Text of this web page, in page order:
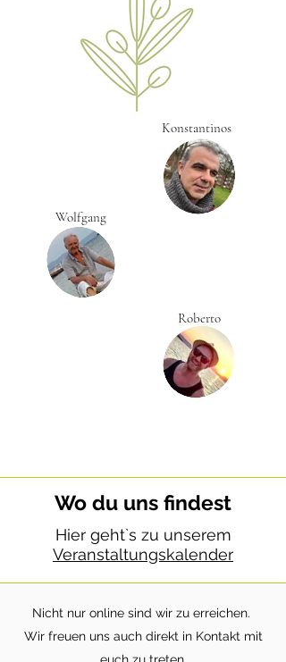
Konstantinos
Wolfgang
Roberto
Wo du uns findest
Hier geht`s zu unserem
Veranstaltungskalender
Nicht nur online sind wir zu erreichen.
Wir freuen uns auch direkt in Kontakt mit